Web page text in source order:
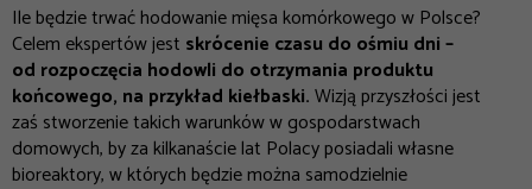
Ile będzie trwać hodowanie mięsa komórkowego w Polsce?
Celem ekspertów jest skrócenie czasu do ośmiu dni –
od rozpoczęcia hodowli do otrzymania produktu
końcowego, na przykład kiełbaski.Wizją przyszłości jest
zaś stworzenie takich warunków w gospodarstwach
domowych, by za kilkanaście lat Polacy posiadali własne
bioreaktory, w których będzie można samodzielnie